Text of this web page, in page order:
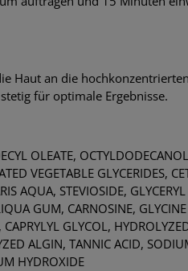
Haut an die
für optimale Ergebnisse.
OLEATE,
VEGETABLE GLYCERIDES,
AQUA, STEVIOSIDE,
GUM, CARNOSINE,
GLYCOL,
ALGIN, TANNIC ACID,
HYDROXIDE